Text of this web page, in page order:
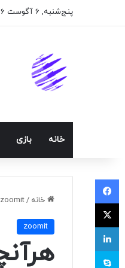
پنج‌شنبه, 6 آگوست 2026
خانه بازی
خانه /
zoomit
zoomit
فیسبوک